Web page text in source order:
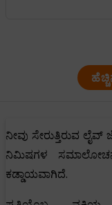
ನೀವು ಸೇರುತ್ತಿರುವ
ನಿಮಿಷಗಳ
ಕಡ್ಡಾಯವಾಗಿದೆ.